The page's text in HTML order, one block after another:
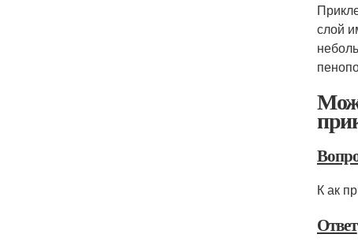
слой
Как
Ответ